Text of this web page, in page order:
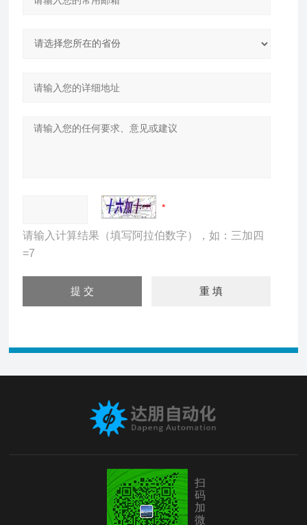
请输入计算结果（填写阿拉伯数字），如：三加四
=7
扫
码
加
微